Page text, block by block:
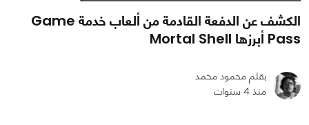
الكشف عن الدفعة القادمة من ألعاب خدمة Game
Pass أبرزها Mortal Shell
بقلم محمود محمد
منذ 4 سنوات